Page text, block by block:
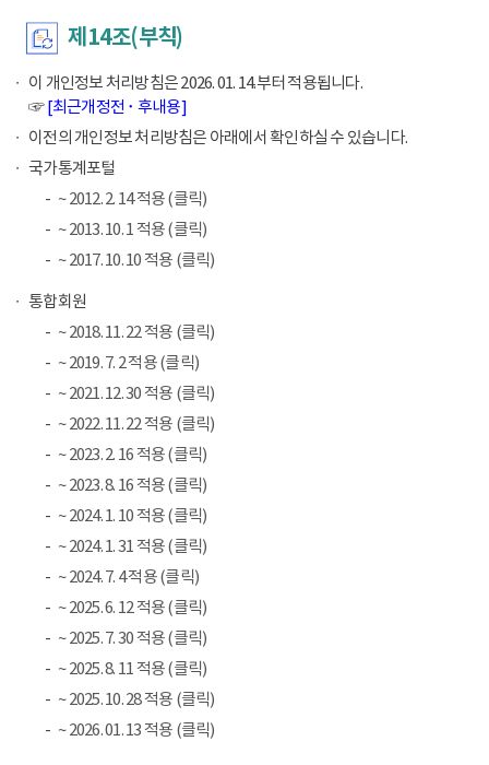
제14조(부칙)
이 개인정보 처리방침은 2026. 01. 14.부터 적용됩니다.
☞[최근개정전 ･ 후내용]
이전의 개인정보 처리방침은 아래에서 확인하실 수 있습니다.
국가통계포털
~ 2012. 2. 14 적용 (클릭)
~ 2013. 10. 1 적용 (클릭)
~ 2017. 10. 10 적용 (클릭)
통합회원
~ 2018. 11. 22 적용 (클릭)
~ 2019. 7. 2 적용 (클릭)
~ 2021. 12. 30 적용 (클릭)
~ 2022. 11. 22 적용 (클릭)
~ 2023. 2. 16 적용 (클릭)
~ 2023. 8. 16 적용 (클릭)
~ 2024. 1. 10 적용 (클릭)
~ 2024. 1. 31 적용 (클릭)
~ 2024. 7. 4 적용 (클릭)
~ 2025. 6. 12 적용 (클릭)
~ 2025. 7. 30 적용 (클릭)
~ 2025. 8. 11 적용 (클릭)
~ 2025. 10. 28 적용 (클릭)
~ 2026. 01. 13 적용 (클릭)